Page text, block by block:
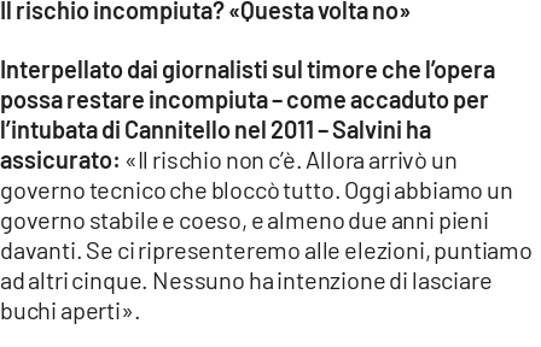
Il rischio incompiuta? «Questa volta no»
Interpellato dai giornalisti sul timore che l’opera
possa restare incompiuta – come accaduto per
l’intubata di Cannitello nel 2011 – Salvini ha
assicurato: «Il rischio non c’è. Allora arrivò un
governo tecnico che bloccò tutto. Oggi abbiamo un
governo stabile e coeso, e almeno due anni pieni
davanti. Se ci ripresenteremo alle elezioni, puntiamo
ad altri cinque. Nessuno ha intenzione di lasciare
buchi aperti».